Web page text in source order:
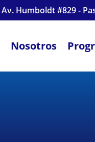
Av. Humboldt #829 -
Nosotros